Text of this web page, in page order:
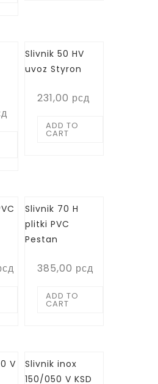
Slivnik 50 HV
uvoz Styron
231,00 рсд
ADD TO
CART
Slivnik 70 H
plitki PVC
Pestan
385,00 рсд
ADD TO
CART
V
Slivnik inox
150/050 V KSD